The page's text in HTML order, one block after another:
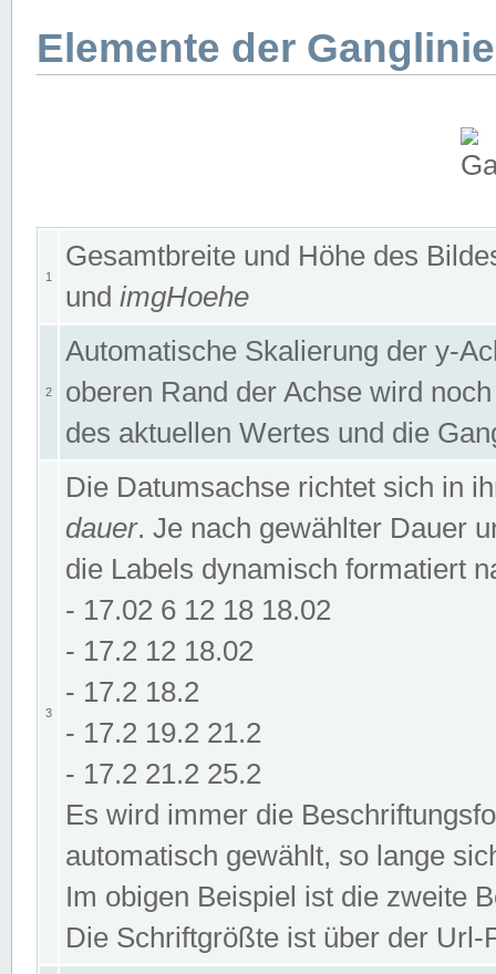
Elemente der
1
Gesamtbreite und Höhe des
und imgHoehe
2
Automatische Skalierung der y-
oberen Rand der Achse wird
des aktuellen Wertes und die
3
Die Datumsachse richtet sich in
dauer. Je nach gewählter Dauer
die Labels dynamisch formatiert
- 17.02 6 12 18 18.02
- 17.2 12 18.02
- 17.2 18.2
- 17.2 19.2 21.2
- 17.2 21.2 25.2
Es wird immer die
automatisch gewählt, so lange
Im obigen Beispiel ist die zweite
Die Schriftgrößte ist über der